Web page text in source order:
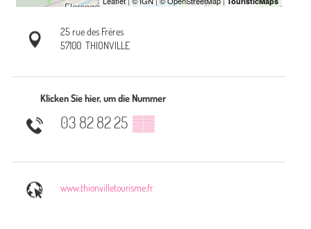
25 rue des Frères
57100 THIONVILLE
Klicken Sie hier, um die Nummer
03 82 82 25 ▒▒
www.thionvilletourisme.fr